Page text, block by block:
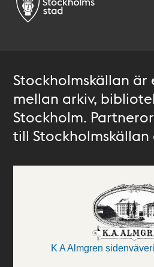
Stockholmskällan
mellan arkiv,
Stockholm.
till Stockholmskällan
K A Almgren